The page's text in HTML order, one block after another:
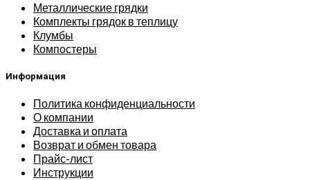
Металлические грядки
Комплекты грядок в теплицу
Клумбы
Компостеры
Информация
Политика конфиденциальности
О компании
Доставка и оплата
Возврат и обмен товара
Прайс-лист
Инструкции